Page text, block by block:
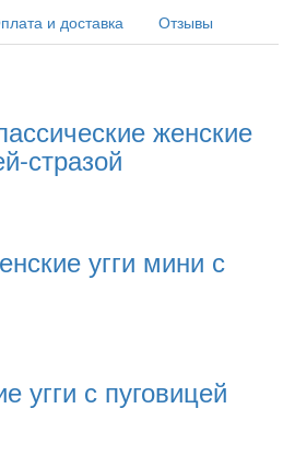
и доставка
Отзывы
женские
стразой
угги мини с
угги с пуговицей